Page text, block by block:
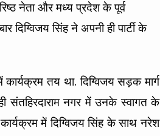
नेता और मध्य प्रदेश के पूर्व
दिग्विजय सिंह ने अपनी ही पार्टी के
तय था. दिग्विजय सड़क मार्ग
संतहिरदाराम नगर में उनके स्वागत के
में दिग्विजय सिंह के साथ नरेश